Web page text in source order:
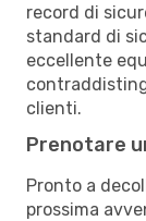
record di
standard di
eccellente
clienti.
Prenotare
Pronto a
prossima